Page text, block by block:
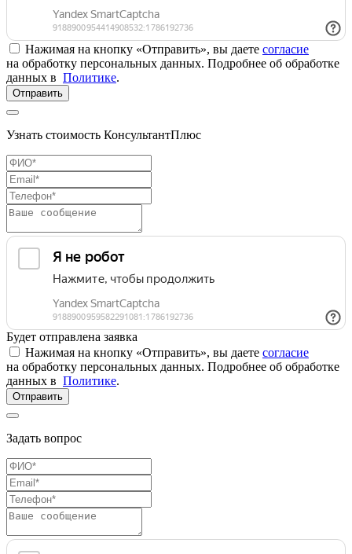
Нажимая на кнопку «Отправить», вы даете согласие
на обработку персональных данных. Подробнее об обработке
данных в Политике.
Отправить
Узнать стоимость КонсультантПлюс
Будет отправлена заявка
Нажимая на кнопку «Отправить», вы даете согласие
на обработку персональных данных. Подробнее об обработке
данных в Политике.
Отправить
Задать вопрос